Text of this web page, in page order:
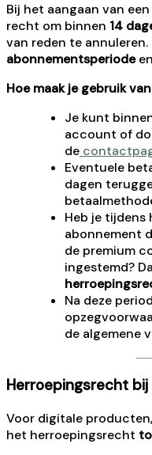
Bij het aangaan van
recht om binnen 14
van reden te
abonnementsperiode
Hoe maak je gebruik
Je kunt
account of
de
Eventuele
dagen
Heb je tijdens
abonnement
de premium
ingestemd?
Na deze
de algemene
Herroepingsrecht
Voor digitale
het herroepingsrecht